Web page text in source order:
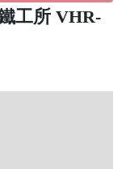
工所 VHR-